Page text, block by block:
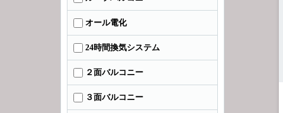
オール電化
24時間換気システム
２面バルコニー
３面バルコニー